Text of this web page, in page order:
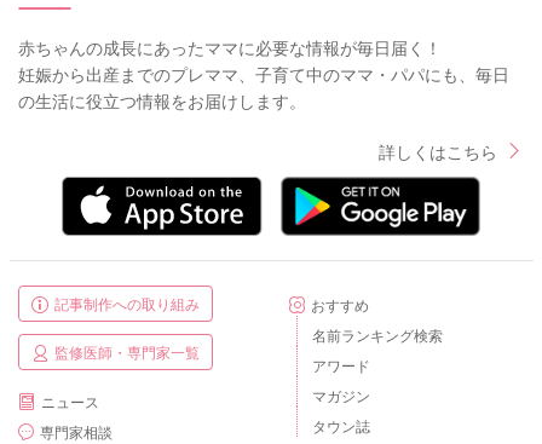
赤ちゃんの成長にあったママに必要な情報が毎日届く！
妊娠から出産までのプレママ、子育て中のママ・パパにも、毎日
の生活に役立つ情報をお届けします。
詳しくはこちら
記事制作への取り組み
監修医師・専門家一覧
ニュース
専門家相談
おすすめ
名前ランキング検索
アワード
マガジン
タウン誌